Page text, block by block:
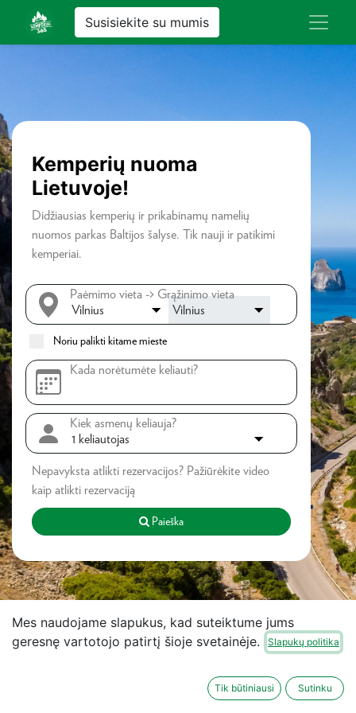
Susisiekite su mumis
Kemperių nuoma
Lietuvoje!
Didžiausias kemperių ir prikabinamų namelių
nuomos parkas Baltijos šalyse. Tik nauji ir patikimi
kemperiai.
Paėmimo vieta -> Grąžinimo vieta
Noriu palikti kitame mieste
Kada norėtumėte keliauti?
Kiek asmenų keliauja?
Nepavyksta atlikti rezervacijos? Pažiūrėkite video
kaip atlikti rezervaciją
Paieška
Mes naudojame slapukus, kad suteiktume jums
geresnę vartotojo patirtį šioje svetainėje.
Slapukų politika
Tik būtiniausi Sutinku